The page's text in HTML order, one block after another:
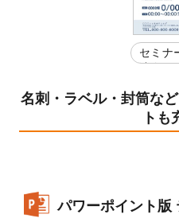
セミナ
演会
名刺・ラベル・封筒な
トも
パワーポイント版